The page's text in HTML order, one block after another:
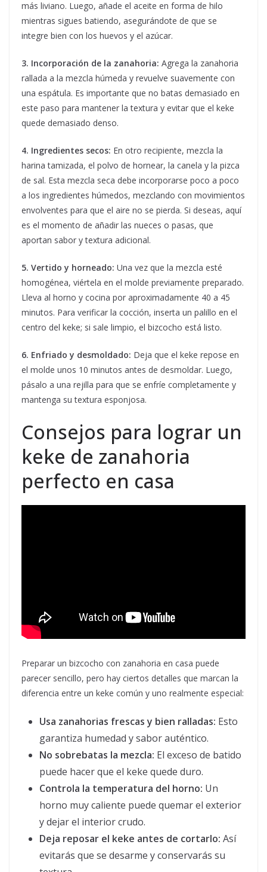
más liviano. Luego, añade el aceite en forma de hilo
mientras sigues batiendo, asegurándote de que se
integre bien con los huevos y el azúcar.
3. Incorporación de la zanahoria: Agrega la zanahoria
rallada a la mezcla húmeda y revuelve suavemente con
una espátula. Es importante que no batas demasiado en
este paso para mantener la textura y evitar que el keke
quede demasiado denso.
4. Ingredientes secos: En otro recipiente, mezcla la
harina tamizada, el polvo de hornear, la canela y la pizca
de sal. Esta mezcla seca debe incorporarse poco a poco
a los ingredientes húmedos, mezclando con movimientos
envolventes para que el aire no se pierda. Si deseas, aquí
es el momento de añadir las nueces o pasas, que
aportan sabor y textura adicional.
5. Vertido y horneado: Una vez que la mezcla esté
homogénea, viértela en el molde previamente preparado.
Lleva al horno y cocina por aproximadamente 40 a 45
minutos. Para verificar la cocción, inserta un palillo en el
centro del keke; si sale limpio, el bizcocho está listo.
6. Enfriado y desmoldado: Deja que el keke repose en
el molde unos 10 minutos antes de desmoldar. Luego,
pásalo a una rejilla para que se enfríe completamente y
mantenga su textura esponjosa.
Consejos para lograr un
keke de zanahoria
perfecto en casa
Preparar un bizcocho con zanahoria en casa puede
parecer sencillo, pero hay ciertos detalles que marcan la
diferencia entre un keke común y uno realmente especial:
Usa zanahorias frescas y bien ralladas: Esto
garantiza humedad y sabor auténtico.
No sobrebatas la mezcla: El exceso de batido
puede hacer que el keke quede duro.
Controla la temperatura del horno: Un
horno muy caliente puede quemar el exterior
y dejar el interior crudo.
Deja reposar el keke antes de cortarlo: Así
evitarás que se desarme y conservarás su